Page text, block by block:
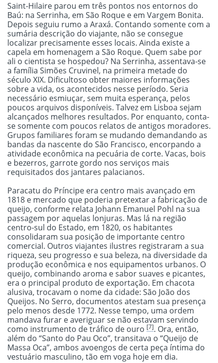
Saint-Hilaire parou em três pontos nos entornos do
Baú: na Serrinha, em São Roque e em Vargem Bonita.
Depois seguiu rumo a Araxá. Contando somente com a
sumária descrição do viajante, não se consegue
localizar precisamente esses locais. Ainda existe a
capela em homenagem a São Roque. Quem sabe por
ali o cientista se hospedou? Na Serrinha, assentava-se
a família Simões Cruvinel, na primeira metade do
século XIX. Dificultoso obter maiores informações
sobre a vida, os acontecidos nesse período. Seria
necessário esmiuçar, sem muita esperança, pelos
poucos arquivos disponíveis. Talvez em Lisboa sejam
alcançados melhores resultados. Por enquanto, conta-
se somente com poucos relatos de antigos moradores.
Grupos familiares foram se mudando demandando as
bandas da nascente do São Francisco, encorpando a
atividade econômica na pecuária de corte. Vacas, bois
e bezerros, garrote gordo nos serviços mais
requisitados dos jantares palacianos.
Paracatu do Príncipe era centro mais avançado em
1818 e mercado que poderia pretextar a fabricação de
queijo, conforme relata Johann Emanuel Pohl na sua
passagem por aquelas lonjuras. Mas lá na região
centro-sul do Estado, em 1820, os habitantes
consolidaram sua posição de importante centro
comercial. Outros viajantes ilustres registraram a sua
riqueza, seu progresso e sua beleza, na diversidade da
produção econômica e nos equipamentos urbanos. O
queijo, combinando aroma e sabor suaves e picantes,
era o principal produto de exportação. Em chacota
alusiva, trocavam o nome da cidade: São João dos
Queijos. No Serro, documentos atestam sua presença
pelo menos desde 1772. Nesse tempo, uma ordem
mandava furar e averiguar se não estavam servindo
como instrumento de tráfico de ouro [7]. Ora, então,
além do “Santo do Pau Oco”, transitava o “Queijo de
Massa Oca”, ambos avoengos de certa peça íntima do
vestuário masculino, tão em voga hoje em dia.